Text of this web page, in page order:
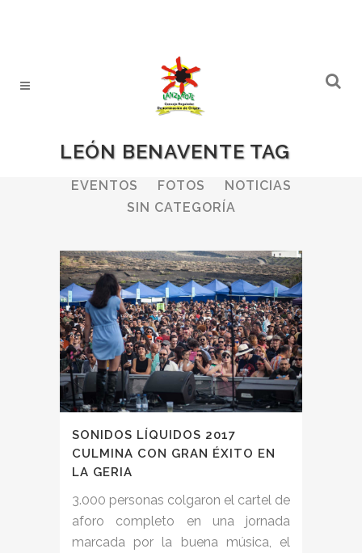
LEÓN BENAVENTE TAG
ALL BODEGAS
BOLETINES
EVENTOS
FOTOS
NOTICIAS
SIN CATEGORÍA
SONIDOS LÍQUIDOS 2017
CULMINA CON GRAN ÉXITO EN
LA GERIA
3.000 personas colgaron el cartel de
aforo completo en una jornada
marcada por la buena música, el